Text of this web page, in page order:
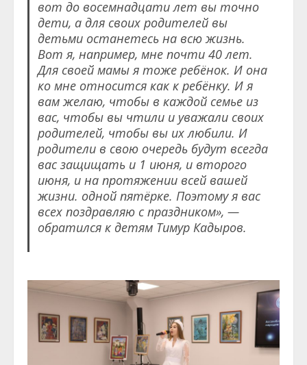
вот до восемнадцати лет вы точно
дети, а для своих родителей вы
детьми останетесь на всю жизнь.
Вот я, например, мне почти 40 лет.
Для своей мамы я тоже ребёнок. И она
ко мне относится как к ребёнку. И я
вам желаю, чтобы в каждой семье из
вас, чтобы вы чтили и уважали своих
родителей, чтобы вы их любили. И
родители в свою очередь будут всегда
вас защищать и 1 июня, и второго
июня, и на протяжении всей вашей
жизни. одной пятёрке. Поэтому я вас
всех поздравляю с праздником», —
обратился к детям Тимур Кадыров.